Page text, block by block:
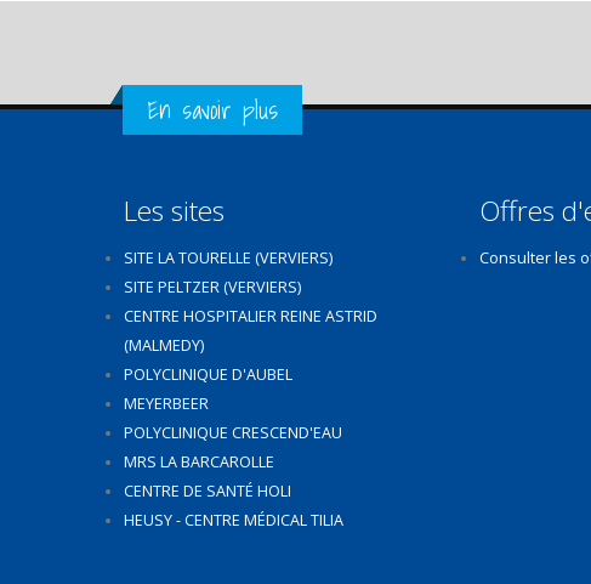
Get in Touch
En savoir plus
Les sites
SITE LA TOURELLE (VERVIERS)
SITE PELTZER (VERVIERS)
CENTRE HOSPITALIER REINE ASTRID
(MALMEDY)
POLYCLINIQUE D'AUBEL
MEYERBEER
POLYCLINIQUE CRESCEND'EAU
MRS LA BARCAROLLE
CENTRE DE SANTÉ HOLI
HEUSY - CENTRE MÉDICAL TILIA
Offres
Consulter les